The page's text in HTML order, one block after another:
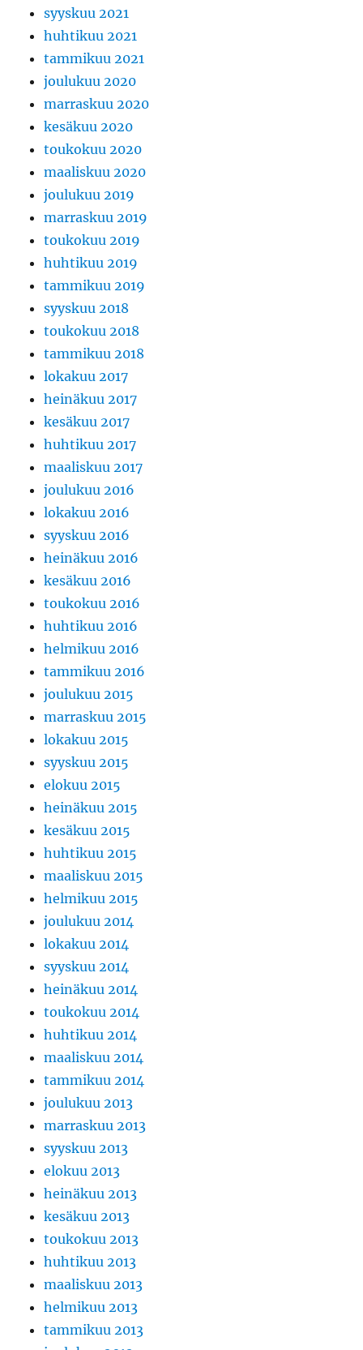
syyskuu 2021
huhtikuu 2021
tammikuu 2021
joulukuu 2020
marraskuu 2020
kesäkuu 2020
toukokuu 2020
maaliskuu 2020
joulukuu 2019
marraskuu 2019
toukokuu 2019
huhtikuu 2019
tammikuu 2019
syyskuu 2018
toukokuu 2018
tammikuu 2018
lokakuu 2017
heinäkuu 2017
kesäkuu 2017
huhtikuu 2017
maaliskuu 2017
joulukuu 2016
lokakuu 2016
syyskuu 2016
heinäkuu 2016
kesäkuu 2016
toukokuu 2016
huhtikuu 2016
helmikuu 2016
tammikuu 2016
joulukuu 2015
marraskuu 2015
lokakuu 2015
syyskuu 2015
elokuu 2015
heinäkuu 2015
kesäkuu 2015
huhtikuu 2015
maaliskuu 2015
helmikuu 2015
joulukuu 2014
lokakuu 2014
syyskuu 2014
heinäkuu 2014
toukokuu 2014
huhtikuu 2014
maaliskuu 2014
tammikuu 2014
joulukuu 2013
marraskuu 2013
syyskuu 2013
elokuu 2013
heinäkuu 2013
kesäkuu 2013
toukokuu 2013
huhtikuu 2013
maaliskuu 2013
helmikuu 2013
tammikuu 2013